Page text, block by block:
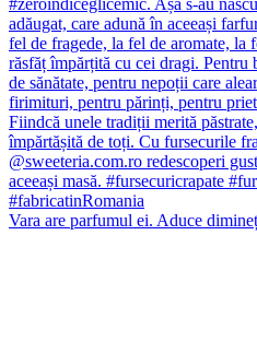
Vara are parfumul ei. Aduce